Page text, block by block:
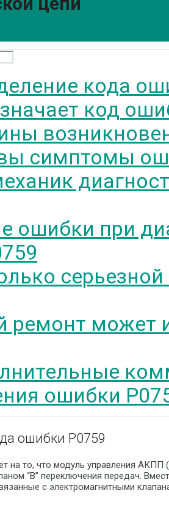
кода
код
симптомы
ошибки при
ремонт может
ошибки
ошибки P0759
на то, что модуль управления АКПП
“В” переключения передач.
с электромагнитными